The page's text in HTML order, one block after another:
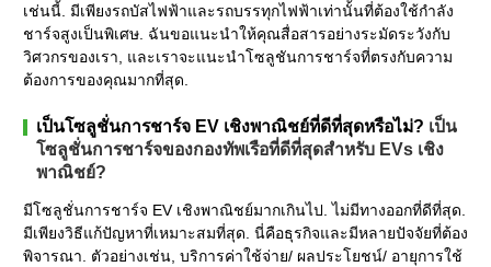
เช่นนี้. มีเพียงรถบัสไฟฟ้าและรถบรรทุกไฟฟ้าเท่านั้นที่ต้องใช้กำลัง
ชาร์จสูงเป็นพิเศษ. ฉันขอแนะนำให้คุณสื่อสารอย่างระมัดระวังกับ
วิศวกรของเรา, และเราจะแนะนำโซลูชันการชาร์จที่ตรงกับความ
ต้องการของคุณมากที่สุด.
เป็นโซลูชั่นการชาร์จ EV เชิงพาณิชย์ที่ดีที่สุดหรือไม่? เป็น
โซลูชั่นการชาร์จของกองทัพเรือที่ดีที่สุดสำหรับ EVs เชิง
พาณิชย์?
มีโซลูชั่นการชาร์จ EV เชิงพาณิชย์มากเกินไป. ไม่มีทางออกที่ดีที่สุด.
มีเพียงวิธีแก้ปัญหาที่เหมาะสมที่สุด. นี่คือธุรกิจและมีหลายปัจจัยที่ต้อง
พิจารณา. ตัวอย่างเช่น, บริการค่าใช้จ่าย/ ผลประโยชน์/ อายุการใช้